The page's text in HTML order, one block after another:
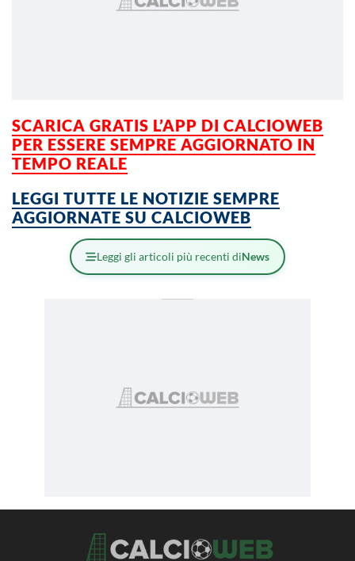
SCARICA GRATIS L’APP DI CALCIOWEB
PER ESSERE SEMPRE AGGIORNATO IN
TEMPO REALE
LEGGI TUTTE LE NOTIZIE SEMPRE
AGGIORNATE SU CALCIOWEB
Leggi gli articoli più recenti diNews